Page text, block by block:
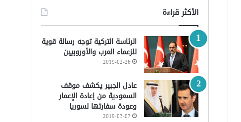
الأكثر قراءة
الرئاسة التركية توجه رسالة قوية
للزعماء العرب والأوروبيين
2019-02-26
عادل الجبير يكشف موقف
السعودية من إعادة الإعمار
وعودة سفارتها لسوريا
2019-03-07